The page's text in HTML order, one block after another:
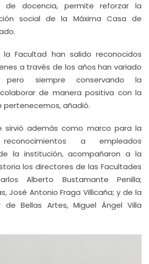
de docencia, permite reforzar la
social de la Máxima Casa de
Facultad han salido reconocidos
a través de los años han variado
pero siempre conservando la
de manera positiva con la
pertenecemos, añadió.
sirvió además como marco para la
a empleados
la institución, acompañaron a la
los directores de las Facultades
Alberto Bustamante Penilla;
José Antonio Fraga Villicaña; y de la
de Bellas Artes, Miguel Ángel Villa